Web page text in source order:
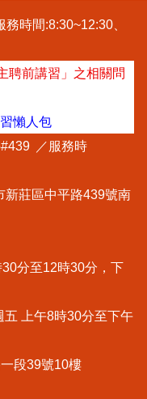
務時間:8:30~12:30、
聘前講習」之相關問
懶人包
／服務時
新莊區中平路439號南
分至12時30分，下
上午8時30分至下午
一段39號10樓